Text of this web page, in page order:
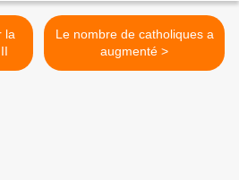
Le nombre de catholiques a
augmenté >